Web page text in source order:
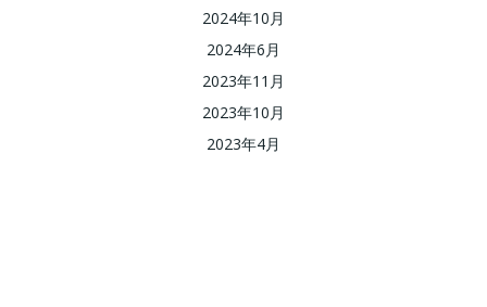
2024年10月
2024年6月
2023年11月
2023年10月
2023年4月